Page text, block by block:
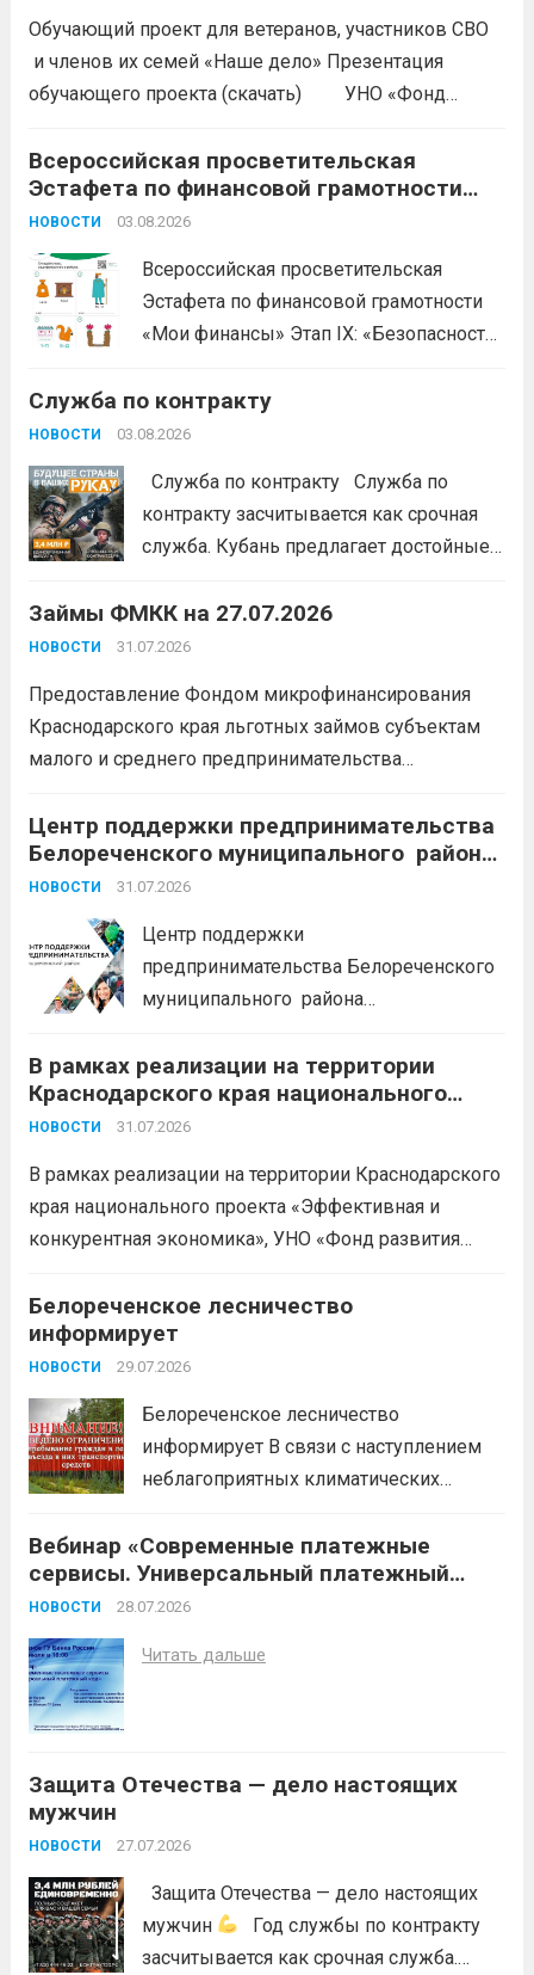
до 35); годность...
Обучающий проект для ветеранов, участников СВО
и членов их семей «Наше дело» Презентация
обучающего проекта (скачать) УНО «Фонд
продолжается прием заявок на бесплатное участие в
обучающем проекте «Наше дело». Обучение
ориентировано на ветеранов боевых...
Всероссийская просветительская
Эстафета по финансовой грамотности
«Мои финансы»
НОВОСТИ 03.08.2026
Всероссийская просветительская
Эстафета по финансовой грамотности
«Мои финансы» Этап IX: «Безопасность
портале: моифинансы.рф
#ЭстафетаМоиФинансы
Служба по контракту
НОВОСТИ 03.08.2026
Служба по контракту Служба по
контракту засчитывается как срочная
служба. Кубань предлагает достойные
защиту Отечества:
единовременно;
каникулы;
сохранение места...Читать
дальше
Займы ФМКК на 27.07.2026
НОВОСТИ 31.07.2026
Предоставление Фондом микрофинансирования
Краснодарского края льготных займов субъектам
малого и среднего предпринимательства
5 млн. рублей Срок от 7 мес. до 36 мес. Процентная
ставка 0,1- 8,15 % годовых Возможно установление
льготного периода...
Центр поддержки предпринимательства
Белореченского муниципального района
Краснодарского края приглашает на
НОВОСТИ 31.07.2026
Центр поддержки
предпринимательства Белореченского
муниципального района
БЕСПЛАТНЫЕ КОНСУЛЬТАЦИИ
Бухгалтерский учет и заполнение
деклараций; Трудовое
планирование и правовое обеспечение;
Микрозаймы для предпринимателей по
низким ставкам; Единый налоговый
+79892903917 Часы работы: 08:00-17:00
Ждем Вас...
В рамках реализации на территории
Краснодарского края национального
проекта «Эффективная и конкурентная
НОВОСТИ 31.07.2026
В рамках реализации на территории Краснодарского
края национального проекта «Эффективная и
конкурентная экономика», УНО «Фонд развития
доступных мерах поддержки субъектов малого и
среднего предпринимательства и граждан,
желающих вести бизнес.
Белореченское лесничество
информирует
НОВОСТИ 29.07.2026
Белореченское лесничество
информирует В связи с наступлением
неблагоприятных климатических
воздуха, отсутствие осадков,
порывистый ветер), в целях
недопущения ухудшения лесопожарной
возникновений чрезвычайных
Вебинар «Современные платежные
сервисы. Универсальный платежный
код»
НОВОСТИ 28.07.2026
Читать дальше
Защита Отечества — дело настоящих
мужчин
НОВОСТИ 27.07.2026
Защита Отечества — дело настоящих
мужчин
Год службы по контракту
засчитывается как срочная служба.